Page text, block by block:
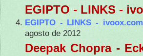
EGIPTO - LINKS -
EGIPTO - LINKS - ivoox.com
agosto de 2012
Deepak Chopra -